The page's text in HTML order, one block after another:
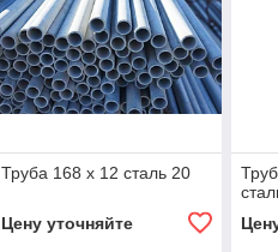
Труба 168 х 12 сталь 20
Цену уточняйте